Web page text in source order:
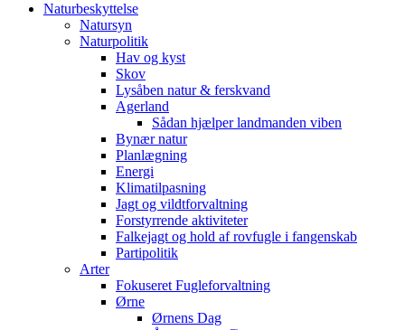
Naturbeskyttelse
Natursyn
Naturpolitik
Hav og kyst
Skov
Lysåben natur & ferskvand
Agerland
Sådan hjælper landmanden viben
Bynær natur
Planlægning
Energi
Klimatilpasning
Jagt og vildtforvaltning
Forstyrrende aktiviteter
Falkejagt og hold af rovfugle i fangenskab
Partipolitik
Arter
Fokuseret Fugleforvaltning
Ørne
Ørnens Dag